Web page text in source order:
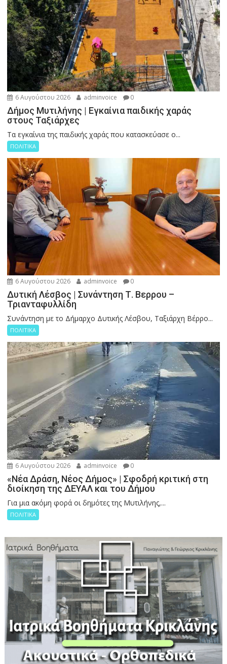
6 Αυγούστου 2026 adminvoice 0
Δήμος Μυτιλήνης | Εγκαίνια παιδικής χαράς
στους Ταξιάρχες
Tα εγκαίνια της παιδικής χαράς που κατασκεύασε ο...
ΠΟΛΙΤΙΚΑ
6 Αυγούστου 2026 adminvoice 0
Δυτική Λέσβος | Συνάντηση Τ. Βερρου –
Τριανταφυλλίδη
Συνάντηση με το Δήμαρχο Δυτικής Λέσβου, Ταξιάρχη Βέρρο...
ΠΟΛΙΤΙΚΑ
6 Αυγούστου 2026 adminvoice 0
«Νέα Δράση, Νέος Δήμος» | Σφοδρή κριτική στη
διοίκηση της ΔΕΥΑΛ και του Δήμου
Για μια ακόμη φορά οι δημότες της Μυτιλήνης,...
ΠΟΛΙΤΙΚΑ